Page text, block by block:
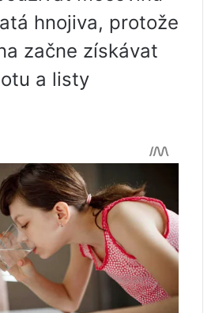
hnojiva, protože
začne získávat
a listy